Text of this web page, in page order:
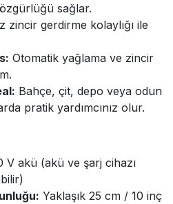
sağlar.
zincir gerdirme kolaylığı ile
Otomatik yağlama ve zincir
Bahçe, çit, depo veya odun
pratik yardımcınız olur.
V akü (akü ve şarj cihazı
Yaklaşık 25 cm / 10 inç